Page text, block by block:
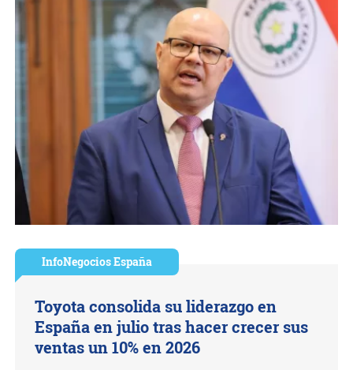
InfoNegocios España
Toyota consolida su liderazgo en
España en julio tras hacer crecer sus
ventas un 10% en 2026